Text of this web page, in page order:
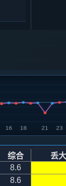
综合 丢
8.6
8.6